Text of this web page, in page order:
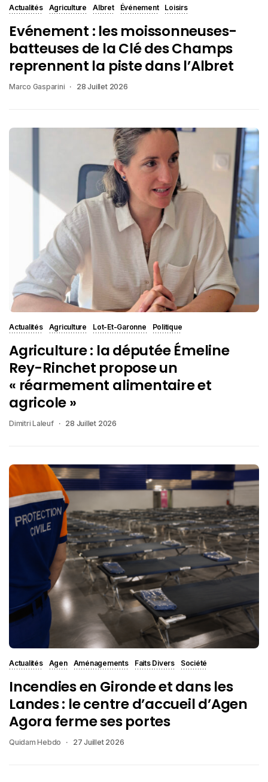
Actualités Agriculture Albret Événement Loisirs
Evénement : les moissonneuses-
batteuses de la Clé des Champs
reprennent la piste dans l’Albret
Marco Gasparini 28 Juillet 2026
Actualités Agriculture Lot-Et-Garonne Politique
Agriculture : la députée Émeline
Rey-Rinchet propose un
« réarmement alimentaire et
agricole »
Dimitri Laleuf 28 Juillet 2026
Actualités Agen Aménagements Faits Divers Société
Incendies en Gironde et dans les
Landes : le centre d’accueil d’Agen
Agora ferme ses portes
Quidam Hebdo 27 Juillet 2026